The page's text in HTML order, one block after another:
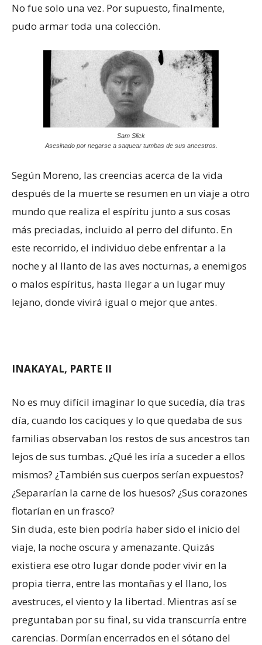
No fue solo una vez. Por supuesto, finalmente,
pudo armar toda una colección.
Sam Slick
Asesinado por negarse a saquear tumbas de sus ancestros.
Según Moreno, las creencias acerca de la vida
después de la muerte se resumen en un viaje a otro
mundo que realiza el espíritu junto a sus cosas
más preciadas, incluido al perro del difunto. En
este recorrido, el individuo debe enfrentar a la
noche y al llanto de las aves nocturnas, a enemigos
o malos espíritus, hasta llegar a un lugar muy
lejano, donde vivirá igual o mejor que antes.
INAKAYAL, PARTE II
No es muy difícil imaginar lo que sucedía, día tras
día, cuando los caciques y lo que quedaba de sus
familias observaban los restos de sus ancestros tan
lejos de sus tumbas. ¿Qué les iría a suceder a ellos
mismos? ¿También sus cuerpos serían expuestos?
¿Separarían la carne de los huesos? ¿Sus corazones
flotarían en un frasco?
Sin duda, este bien podría haber sido el inicio del
viaje, la noche oscura y amenazante. Quizás
existiera ese otro lugar donde poder vivir en la
propia tierra, entre las montañas y el llano, los
avestruces, el viento y la libertad. Mientras así se
preguntaban por su final, su vida transcurría entre
carencias. Dormían encerrados en el sótano del